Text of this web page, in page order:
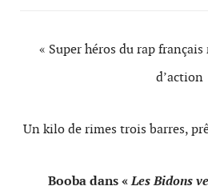
« Super héros du rap
d’action
Un kilo de rimes trois bar­res,
Booba dans «Les Bidons